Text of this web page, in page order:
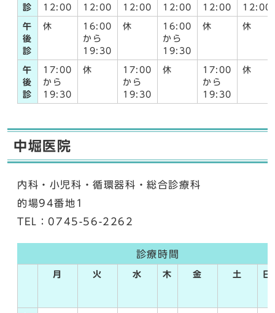
診
12:00
12:00
12:00
12:00
12:00
12:00
午
後
診
休
16:00
から
19:30
休
16:00
から
19:30
休 休
午
後
診
17:00
から
19:30
休
17:00
から
19:30
休
17:00
から
19:30
休
中堀医院
内科・小児科・循環器科・総合診療科
的場94番地1
TEL：0745-56-2262
診療時間
月 火 水 木 金 土 日